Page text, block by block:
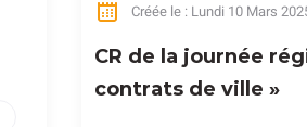
Créée le : Lundi 10 Mars
CR de la journée
contrats de ville »